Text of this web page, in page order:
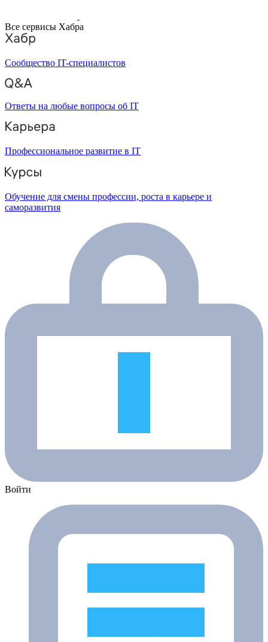
Все сервисы Хабра
Сообщество IT-специалистов
Ответы на любые вопросы об IT
Профессиональное развитие в IT
Обучение для смены профессии, роста в карьере и
саморазвития
Войти